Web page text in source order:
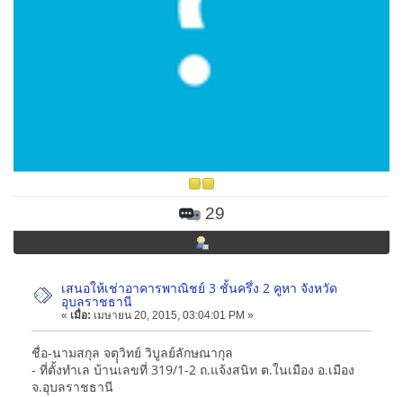
29
เสนอให้เช่าอาคารพาณิชย์ 3 ชั้นครึ่ง 2 คูหา จังหวัด
อุบลราชธานี
« เมื่อ: เมษายน 20, 2015, 03:04:01 PM »
ชื่อ-นามสกุล จตุุวิทย์ วิบูลย์ลักษณากุล
- ที่ตั้งทำเล บ้านเลขที่ 319/1-2 ถ.แจ้งสนิท ต.ในเมือง อ.เมือง
จ.อุบลราชธานี